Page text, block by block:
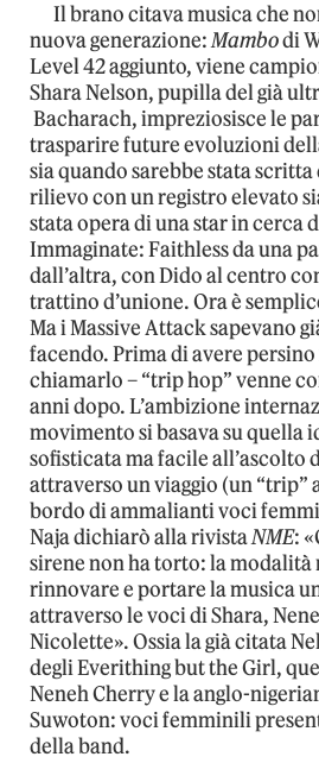
Il brano citava musica che
nuova generazione:Mambodi
Level 42 aggiunto, viene
Shara Nelson, pupilla del già
Bacharach, impreziosisce le
trasparire future evoluzioni
sia quando sarebbe stata
rilievo con un registro elevato
stata opera di una star in cerca
Immaginate: Faithless da una
dall’altra, con Dido al centro
trattino d’unione. Ora è
Ma i Massive Attack sapevano
facendo. Prima di avere
chiamarlo – “trip hop” venne
anni dopo. L’ambizione
movimento si basava su quella
sofisticata ma facile all’ascolto
attraverso un viaggio (un “trip”
bordo di ammalianti voci
Naja dichiarò alla rivistaNME:
sirene non ha torto: la modalità
rinnovare e portare la musica
attraverso le voci di Shara,
Nicolette». Ossia la già citata
degli Everithing but the Girl,
Neneh Cherry e la anglo-
Suwoton: voci femminili
della band.